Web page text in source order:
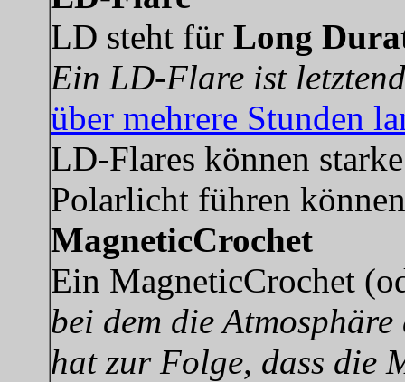
LD steht für Long
Ein LD-Flare ist
über mehrere Stunden
LD-Flares können
Polarlicht führen
MagneticCrochet
Ein MagneticCrochet
bei dem die
hat zur Folge, dass die